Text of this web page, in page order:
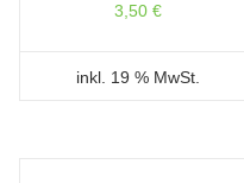
3,50 €
inkl. 19 % MwSt.